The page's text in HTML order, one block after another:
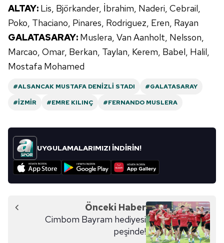
ALTAY: Lis, Björkander, İbrahim, Naderi, Cebrail,
Poko, Thaciano, Pinares, Rodriguez, Eren, Rayan
GALATASARAY: Muslera, Van Aanholt, Nelsson,
Marcao, Omar, Berkan, Taylan, Kerem, Babel, Halil,
Mostafa Mohamed
#ALSANCAK MUSTAFA DENIZLI STADI
#GALATASARAY
#İZMIR
#EMRE KILINÇ #FERNANDO MUSLERA
UYGULAMALARIMIZI İNDİRİN!
Önceki Haber
Cimbom Bayram hediyesi
peşinde!